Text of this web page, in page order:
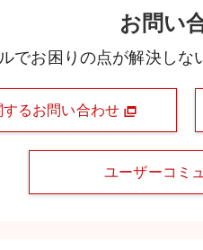
お問い
でお困りの点が解決しな
るお問い合わせ
ユーザーコミ